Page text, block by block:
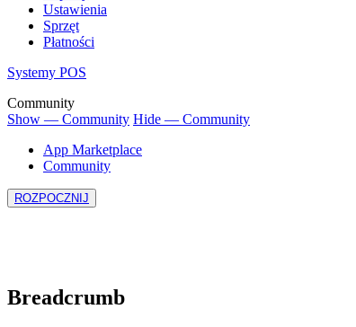
Ustawienia
Sprzęt
Płatności
Systemy POS
Community
Show — Community Hide — Community
App Marketplace
Community
ROZPOCZNIJ
Breadcrumb